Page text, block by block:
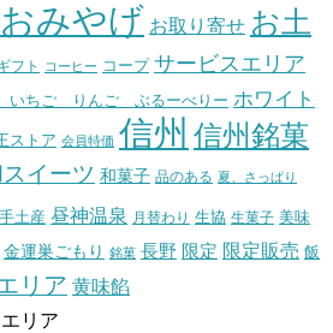
おみやげ お取り寄せ お土
フト コーヒー コープ サービスエリア
いちご りんご ぶるーべりー ホワイト
ストア 会員特価 信州 信州銘菓
イーツ 和菓子 品のある 夏、さっぱり
手土産 昼神温泉 月替わり 生協 生菓子 美味
金運巣ごもり 銘菓 長野 限定 限定販売 飯
リア 黄味餡
リア